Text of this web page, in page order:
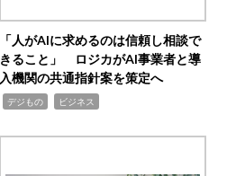
「人がAIに求めるのは信頼し相談で
きること」 ロジカがAI事業者と導
入機関の共通指針案を策定へ
デジもの ビジネス